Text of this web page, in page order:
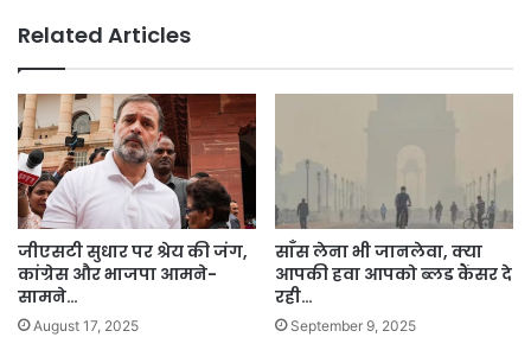
Related Articles
जीएसटी सुधार पर श्रेय की जंग,
कांग्रेस और भाजपा आमने-
सामने…
August 17, 2025
साँस लेना भी जानलेवा, क्या
आपकी हवा आपको ब्लड कैंसर दे
रही…
September 9, 2025